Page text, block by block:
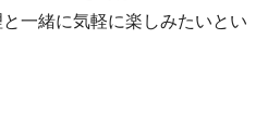
一緒に気軽に楽しみたいとい